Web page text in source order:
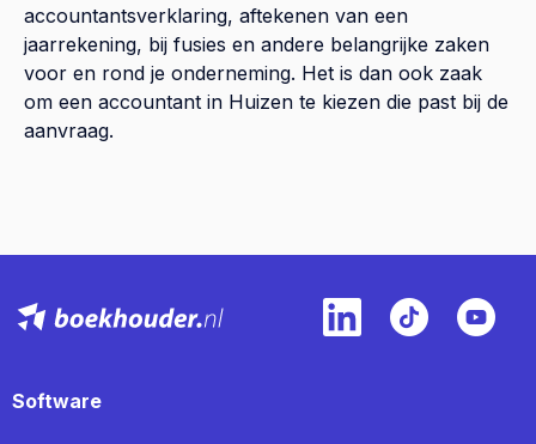
accountantsverklaring, aftekenen van een
jaarrekening, bij fusies en andere belangrijke zaken
voor en rond je onderneming. Het is dan ook zaak
om een accountant in Huizen te kiezen die past bij de
aanvraag.
Software